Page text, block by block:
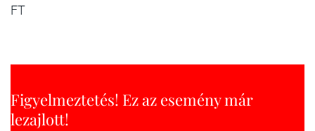
FT
Figyelmeztetés! Ez az esemény már
lezajlott!